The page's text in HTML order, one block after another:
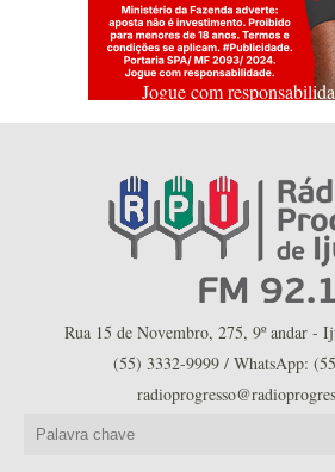
Jogue com
Rua 15 de Novembro, 275, 9º andar -
(55) 3332-9999 / WhatsApp: